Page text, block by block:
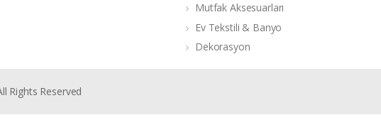
Mutfak Aksesuarları
Ev Tekstili & Banyo
Dekorasyon
Rights Reserved